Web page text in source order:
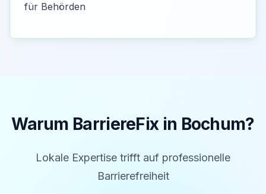
für Behörden
Warum BarriereFix in Bochum?
Lokale Expertise trifft auf professionelle
Barrierefreiheit